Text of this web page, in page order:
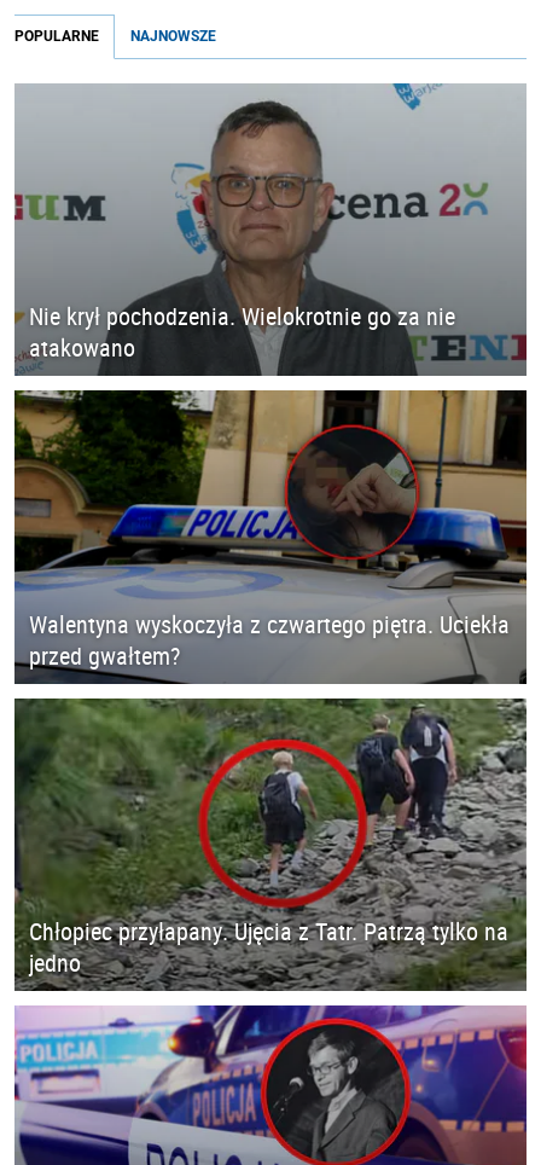
POPULARNE NAJNOWSZE
Nie krył pochodzenia. Wielokrotnie go za nie
atakowano
Walentyna wyskoczyła z czwartego piętra. Uciekła
przed gwałtem?
Chłopiec przyłapany. Ujęcia z Tatr. Patrzą tylko na
jedno